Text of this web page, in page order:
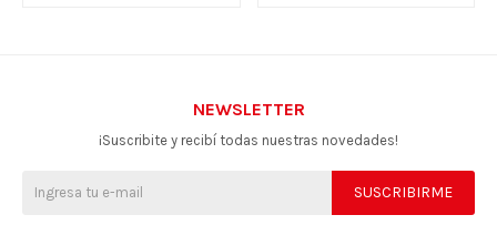
NEWSLETTER
¡Suscribite y recibí todas nuestras novedades!
SUSCRIBIRME